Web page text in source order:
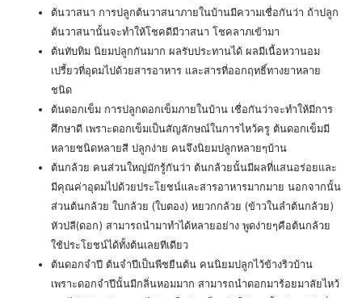
ต้นวาสนา การปลูกต้นวาสนาภายในบ้านมีความเชื่อกันว่า ถ้าปลูก
ต้นวาสนานั้นจะทำให้โชคดีมีวาสนา โชคลาภเข้ามา
ต้นทับทิม นิยมปลูกกันมาก ผลรับประทานได้ ผลมีเนื้อหวานอม
เปรี้ยวที่อุดมไปด้วยสารอาหาร และสารที่ออกฤทธิ์ทางยาหลาย
ชนิด
ต้นดอกเข็ม การปลูกดอกเข็มภายในบ้าน เชื่อกันว่าจะทำให้มีการ
ศึกษาดี เพราะดอกเข็มเป็นสัญลักษณ์ในการไหว้ครู ต้นดอกเข็มมี
หลายชนิดหลายสี ปลูกง่าย คนจึงนิยมปลูกหลายๆบ้าน
ต้นกล้วย คนส่วนใหญ่มักรู้กันว่า ต้นกล้วยนั้นมีผลที่แสนอร่อยและ
มีคุณค่าอุดมไปด้วยประโยชน์และสารอาหารมากมาย นอกจากนั้น
ส่วนต้นกล้วย ใบกล้วย (ใบตอง) หยวกกล้วย (ข้าวในลำต้นกล้วย)
หัวปลี(ดอก) สามารถนำมาทำได้หลายอย่าง พูดง่ายๆคือต้นกล้วย
ใช้ประโยชน์ได้ทั้งต้นเลยทีเดียว
ต้นดอกจำปี ต้นจำปีเป็นพืชยืนต้น คนนิยมปลูกไว้ข้างริวบ้าน
เพราะดอกจำปีนั้นมีกลิ่นหอมมาก สามารถนำดอกมาร้อยมาลัยไหว้